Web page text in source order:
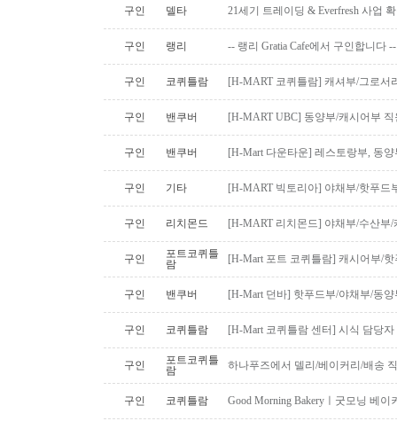
구인 델타 21세기 트레이딩 & Everfresh 사업
구인 랭리 -- 랭리 Gratia Cafe에서 구인합니다 --
구인 코퀴틀람 [H-MART 코퀴틀람] 캐셔부/그로서
구인 밴쿠버 [H-MART UBC] 동양부/캐시어부
구인 밴쿠버 [H-Mart 다운타운] 레스토랑부, 동
구인 기타 [H-MART 빅토리아] 야채부/핫푸드
구인 리치몬드 [H-MART 리치몬드] 야채부/수산부
구인
포트코퀴틀
람
[H-Mart 포트 코퀴틀람] 캐시어부/
구인 밴쿠버 [H-Mart 던바] 핫푸드부/야채부/동
구인 코퀴틀람 [H-Mart 코퀴틀람 센터] 시식 담당
구인
포트코퀴틀
람
하나푸즈에서 델리/베이커리/배송
구인 코퀴틀람 Good Morning Bakeryㅣ굿모닝 베